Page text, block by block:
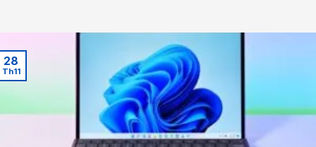
28
Th11